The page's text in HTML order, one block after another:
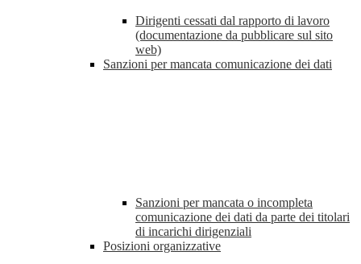
Dirigenti cessati dal rapporto di lavoro
(documentazione da pubblicare sul sito
web)
Sanzioni per mancata comunicazione dei dati
Sanzioni per mancata o incompleta
comunicazione dei dati da parte dei titolari
di incarichi dirigenziali
Posizioni organizzative